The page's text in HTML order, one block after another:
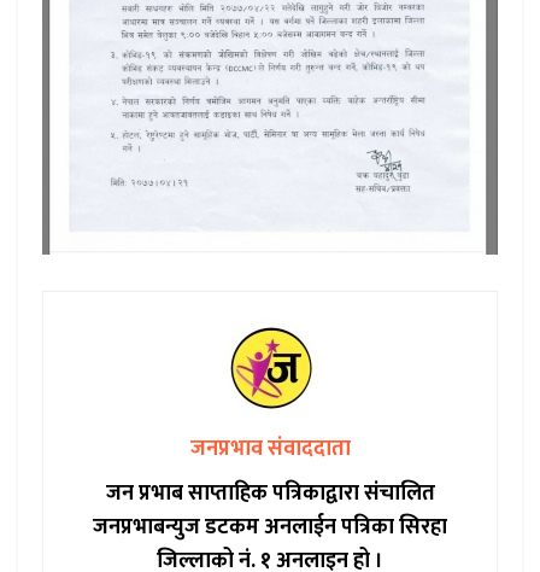
जनप्रभाव संवाददाता
जन प्रभाब साप्ताहिक पत्रिकाद्वारा संचालित
जनप्रभाबन्युज डटकम अनलाईन पत्रिका सिरहा
जिल्लाको नं. १ अनलाइन हो ।